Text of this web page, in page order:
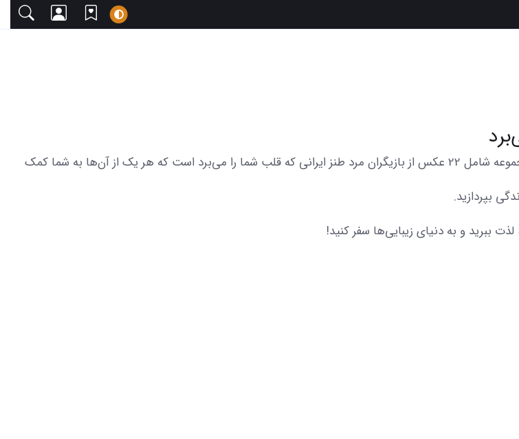
در اینجا شما را به تماشای مجموعه‌ای از عکس‌های متنوع و زیبا دعوت می‌کنیم. این مجموعه شامل 22 عکس از بازیگران مرد طنز ایرانی که قلب شما را می‌برد است که هر یک از آن‌ها به شما کمک
بپردازید.
ببرید و به دنیای زیبایی‌ها سفر کنید!